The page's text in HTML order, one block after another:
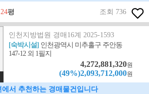
평 조회 736
인천지방법원 경매16계 2025-1593
[숙박시설] 인천광역시 미추홀구 주안동
147-12 외 1필지
4,272,881,320원
(49%)2,093,712,000원
에서 추천하는 경매물건입니다